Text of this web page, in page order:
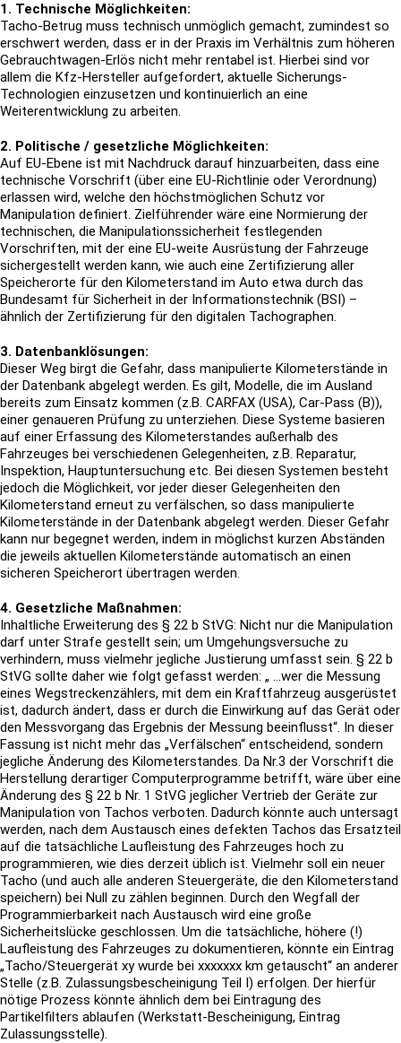
1. Technische Möglichkeiten:
Tacho-Betrug muss technisch unmöglich gemacht, zumindest so
erschwert werden, dass er in der Praxis im Verhältnis zum höheren
Gebrauchtwagen-Erlös nicht mehr rentabel ist. Hierbei sind vor
allem die Kfz-Hersteller aufgefordert, aktuelle Sicherungs-
Technologien einzusetzen und kontinuierlich an eine
Weiterentwicklung zu arbeiten.
2. Politische / gesetzliche Möglichkeiten:
Auf EU-Ebene ist mit Nachdruck darauf hinzuarbeiten, dass eine
technische Vorschrift (über eine EU-Richtlinie oder Verordnung)
erlassen wird, welche den höchstmöglichen Schutz vor
Manipulation definiert. Zielführender wäre eine Normierung der
technischen, die Manipulationssicherheit festlegenden
Vorschriften, mit der eine EU-weite Ausrüstung der Fahrzeuge
sichergestellt werden kann, wie auch eine Zertifizierung aller
Speicherorte für den Kilometerstand im Auto etwa durch das
Bundesamt für Sicherheit in der Informationstechnik (BSI) –
ähnlich der Zertifizierung für den digitalen Tachographen.
3. Datenbanklösungen:
Dieser Weg birgt die Gefahr, dass manipulierte Kilometerstände in
der Datenbank abgelegt werden. Es gilt, Modelle, die im Ausland
bereits zum Einsatz kommen (z.B. CARFAX (USA), Car-Pass (B)),
einer genaueren Prüfung zu unterziehen. Diese Systeme basieren
auf einer Erfassung des Kilometerstandes außerhalb des
Fahrzeuges bei verschiedenen Gelegenheiten, z.B. Reparatur,
Inspektion, Hauptuntersuchung etc. Bei diesen Systemen besteht
jedoch die Möglichkeit, vor jeder dieser Gelegenheiten den
Kilometerstand erneut zu verfälschen, so dass manipulierte
Kilometerstände in der Datenbank abgelegt werden. Dieser Gefahr
kann nur begegnet werden, indem in möglichst kurzen Abständen
die jeweils aktuellen Kilometerstände automatisch an einen
sicheren Speicherort übertragen werden.
4. Gesetzliche Maßnahmen:
Inhaltliche Erweiterung des § 22 b StVG: Nicht nur die Manipulation
darf unter Strafe gestellt sein; um Umgehungsversuche zu
verhindern, muss vielmehr jegliche Justierung umfasst sein. § 22 b
StVG sollte daher wie folgt gefasst werden: „ …wer die Messung
eines Wegstreckenzählers, mit dem ein Kraftfahrzeug ausgerüstet
ist, dadurch ändert, dass er durch die Einwirkung auf das Gerät oder
den Messvorgang das Ergebnis der Messung beeinflusst“. In dieser
Fassung ist nicht mehr das „Verfälschen“ entscheidend, sondern
jegliche Änderung des Kilometerstandes. Da Nr.3 der Vorschrift die
Herstellung derartiger Computerprogramme betrifft, wäre über eine
Änderung des § 22 b Nr. 1 StVG jeglicher Vertrieb der Geräte zur
Manipulation von Tachos verboten. Dadurch könnte auch untersagt
werden, nach dem Austausch eines defekten Tachos das Ersatzteil
auf die tatsächliche Laufleistung des Fahrzeuges hoch zu
programmieren, wie dies derzeit üblich ist. Vielmehr soll ein neuer
Tacho (und auch alle anderen Steuergeräte, die den Kilometerstand
speichern) bei Null zu zählen beginnen. Durch den Wegfall der
Programmierbarkeit nach Austausch wird eine große
Sicherheitslücke geschlossen. Um die tatsächliche, höhere (!)
Laufleistung des Fahrzeuges zu dokumentieren, könnte ein Eintrag
„Tacho/Steuergerät xy wurde bei xxxxxxx km getauscht“ an anderer
Stelle (z.B. Zulassungsbescheinigung Teil I) erfolgen. Der hierfür
nötige Prozess könnte ähnlich dem bei Eintragung des
Partikelfilters ablaufen (Werkstatt-Bescheinigung, Eintrag
Zulassungsstelle).